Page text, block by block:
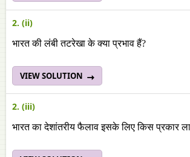
2. (ii)
भारत की लंबी तटरेखा के क्या प्रभाव हैं?
VIEW SOLUTION
2. (iii)
भारत का देशांतरीय फैलाव इसके लिए किस प्रकार